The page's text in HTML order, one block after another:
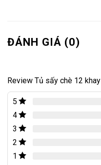
ĐÁNH GIÁ (0)
Review Tủ sấy chè 12 khay
5
4
3
2
1